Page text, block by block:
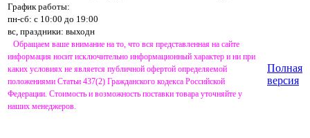
График работы:
пн-сб: с 10:00 до 19:00
вс, праздники: выходн
Обращаем ваше внимание на то, что вся представленная на сайте
информация носит исключительно информационный характер и ни при
каких условиях не является публичной офертой определяемой
положениями Статьи 437(2) Гражданского кодекса Российской
Федерации. Стоимость и возможность поставки товара уточняйте у
наших менеджеров.
Полная
версия